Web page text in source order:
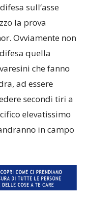
sull’asse
la prova
Ovviamente non
quella
che fanno
ad essere
secondi tiri a
elevatissimo
in campo